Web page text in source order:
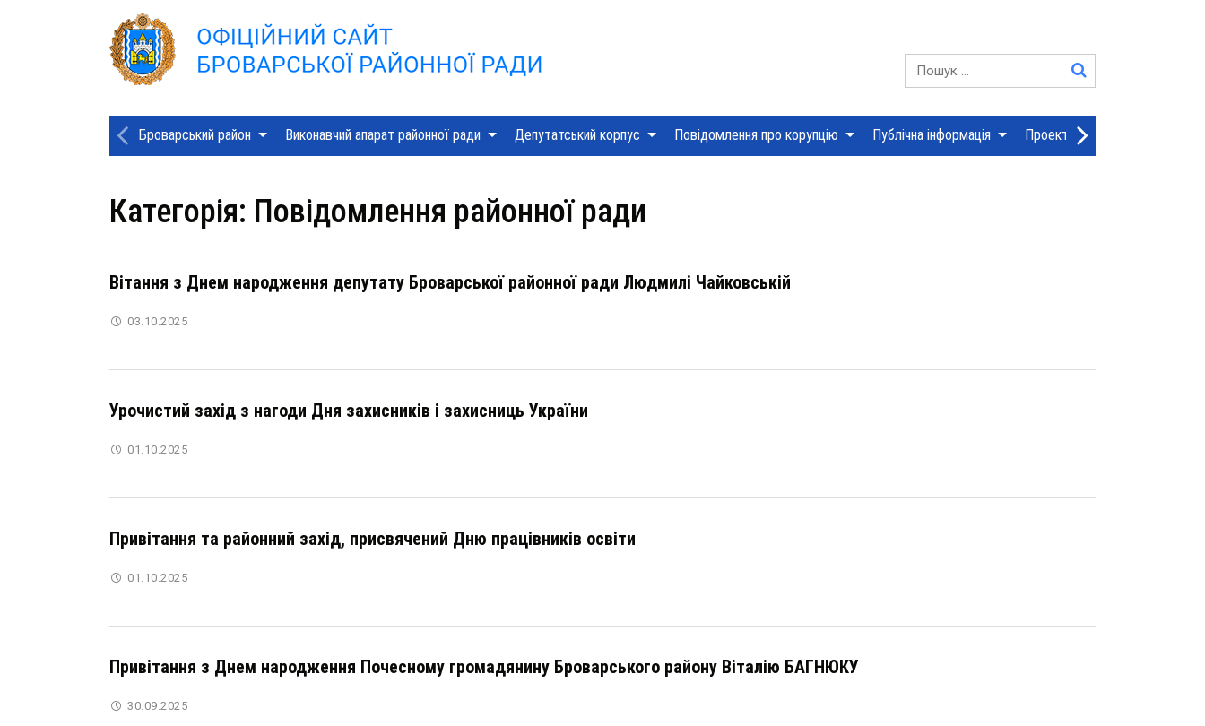
Броварський район Виконавчий апарат районної ради Депутатський корпус Повідомлення про корупцію Публічна інформація Проекти рішень сесій
Категорія: Повідомлення районної ради
Вітання з Днем народження депутату Броварської районної ради Людмилі Чайковській
03.10.2025
Урочистий захід з нагоди Дня захисників і захисниць України
01.10.2025
Привітання та районний захід, присвячений Дню працівників освіти
01.10.2025
Привітання з Днем народження Почесному громадянину Броварського району Віталію БАГНЮКУ
30.09.2025